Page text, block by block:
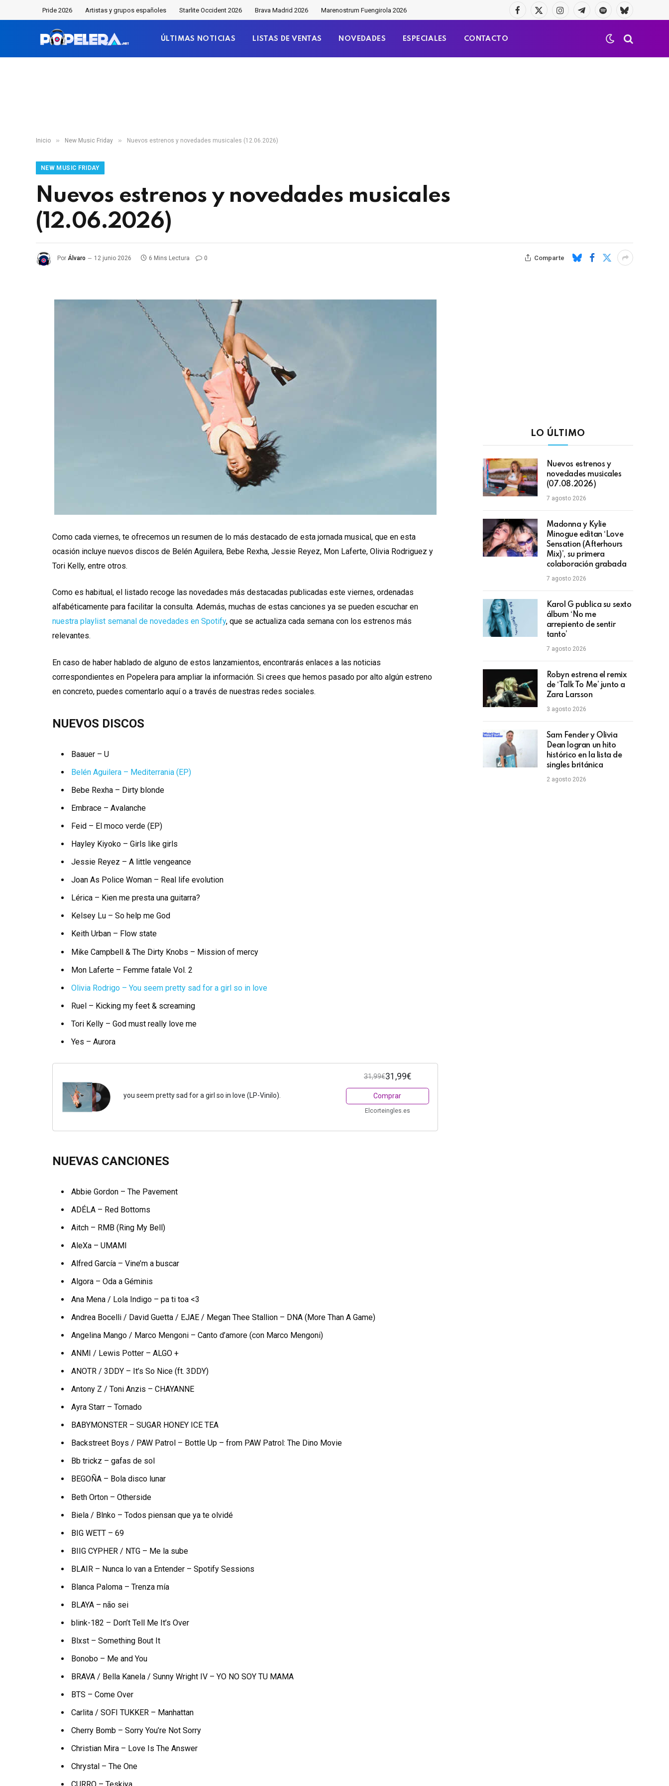
Pride 2026 Artistas y grupos españoles Starlite Occident 2026 Brava Madrid 2026 Marenostrum Fuengirola 2026
Facebook
X
InstagramTelegramaSpotifyBluesky
ÚLTIMAS NOTICIAS LISTAS DE VENTAS NOVEDADES ESPECIALES CONTACTO
Inicio » New Music Friday » Nuevos estrenos y novedades musicales (12.06.2026)
NEW MUSIC FRIDAY
Nuevos estrenos y novedades musicales
(12.06.2026)
Por Álvaro 12 junio 2026 6 Mins Lectura 0 Comparte
Como cada viernes, te ofrecemos un resumen de lo más destacado de esta jornada musical, que en esta
ocasión incluye nuevos discos de Belén Aguilera, Bebe Rexha, Jessie Reyez, Mon Laferte, Olivia Rodriguez y
Tori Kelly, entre otros.
Como es habitual, el listado recoge las novedades más destacadas publicadas este viernes, ordenadas
alfabéticamente para facilitar la consulta. Además, muchas de estas canciones ya se pueden escuchar en
nuestra playlist semanal de novedades en Spotify, que se actualiza cada semana con los estrenos más
relevantes.
En caso de haber hablado de alguno de estos lanzamientos, encontrarás enlaces a las noticias
correspondientes en Popelera para ampliar la información. Si crees que hemos pasado por alto algún estreno
en concreto, puedes comentarlo aquí o a través de nuestras redes sociales.
NUEVOS DISCOS
Baauer – U
Belén Aguilera – Mediterrania (EP)
Bebe Rexha – Dirty blonde
Embrace – Avalanche
Feid – El moco verde (EP)
Hayley Kiyoko – Girls like girls
Jessie Reyez – A little vengeance
Joan As Police Woman – Real life evolution
Lérica – Kien me presta una guitarra?
Kelsey Lu – So help me God
Keith Urban – Flow state
Mike Campbell & The Dirty Knobs – Mission of mercy
Mon Laferte – Femme fatale Vol. 2
Olivia Rodrigo – You seem pretty sad for a girl so in love
Ruel – Kicking my feet & screaming
Tori Kelly – God must really love me
Yes – Aurora
you seem pretty sad for a girl so in love (LP-Vinilo).
31,99€31,99€
Comprar
Elcorteingles.es
NUEVAS CANCIONES
Abbie Gordon – The Pavement
ADÉLA – Red Bottoms
Aitch – RMB (Ring My Bell)
AleXa – UMAMI
Alfred García – Vine’m a buscar
Algora – Oda a Géminis
Ana Mena / Lola Indigo – pa ti toa <3
Andrea Bocelli / David Guetta / EJAE / Megan Thee Stallion – DNA (More Than A Game)
Angelina Mango / Marco Mengoni – Canto d’amore (con Marco Mengoni)
ANMI / Lewis Potter – ALGO +
ANOTR / 3DDY – It’s So Nice (ft. 3DDY)
Antony Z / Toni Anzis – CHAYANNE
Ayra Starr – Tornado
BABYMONSTER – SUGAR HONEY ICE TEA
Backstreet Boys / PAW Patrol – Bottle Up – from PAW Patrol: The Dino Movie
Bb trickz – gafas de sol
BEGOÑA – Bola disco lunar
Beth Orton – Otherside
Biela / Blnko – Todos piensan que ya te olvidé
BIG WETT – 69
BIIG CYPHER / NTG – Me la sube
BLAIR – Nunca lo van a Entender – Spotify Sessions
Blanca Paloma – Trenza mía
BLAYA – não sei
blink-182 – Don’t Tell Me It’s Over
Blxst – Something Bout It
Bonobo – Me and You
BRAVA / Bella Kanela / Sunny Wright IV – YO NO SOY TU MAMA
BTS – Come Over
Carlita / SOFI TUKKER – Manhattan
Cherry Bomb – Sorry You’re Not Sorry
Christian Mira – Love Is The Answer
Chrystal – The One
LO ÚLTIMO
Nuevos estrenos y
novedades musicales
(07.08.2026)
7 agosto 2026
Madonna y Kylie
Minogue editan ‘Love
Sensation (Afterhours
Mix)’, su primera
colaboración grabada
7 agosto 2026
Karol G publica su sexto
álbum ‘No me
arrepiento de sentir
tanto’
7 agosto 2026
Robyn estrena el remix
de ‘Talk To Me’ junto a
Zara Larsson
3 agosto 2026
Sam Fender y Olivia
Dean logran un hito
histórico en la lista de
singles británica
2 agosto 2026